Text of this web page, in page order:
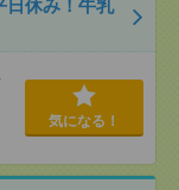
日休み！牛乳
気になる！